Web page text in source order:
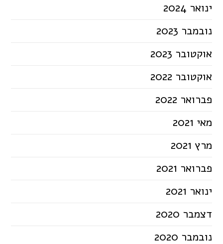
ינואר 2024
נובמבר 2023
אוקטובר 2023
אוקטובר 2022
פברואר 2022
מאי 2021
מרץ 2021
פברואר 2021
ינואר 2021
דצמבר 2020
נובמבר 2020